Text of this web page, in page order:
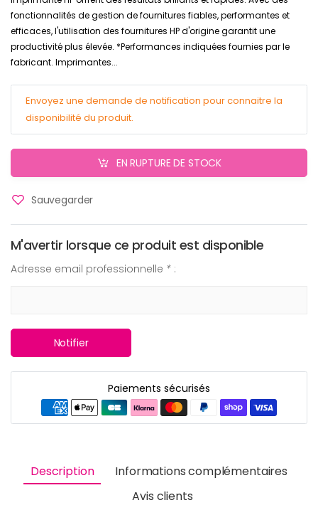
fonctionnalités de gestion de fournitures fiables, performantes et
efficaces, l'utilisation des fournitures HP d'origine garantit une
productivité plus élevée. *Performances indiquées fournies par le
fabricant. Imprimantes...
Envoyez une demande de notification pour connaitre la
disponibilité du produit.
EN RUPTURE DE STOCK
Sauvegarder
M'avertir lorsque ce produit est disponible
Adresse email professionnelle * :
Notifier
Paiements sécurisés
Description
Informations complémentaires
Avis clients